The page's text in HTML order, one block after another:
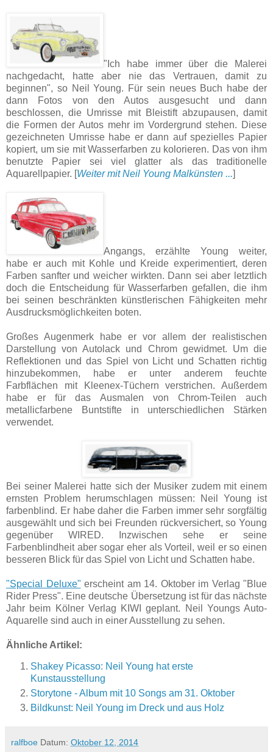
"Ich habe immer über die Malerei
nachgedacht, hatte aber nie das Vertrauen, damit zu
beginnen", so Neil Young. Für sein neues Buch habe der
dann Fotos von den Autos ausgesucht und dann
beschlossen, die Umrisse mit Bleistift abzupausen, damit
die Formen der Autos mehr im Vordergrund stehen. Diese
gezeichneten Umrisse habe er dann auf spezielles Papier
kopiert, um sie mit Wasserfarben zu kolorieren. Das von ihm
benutzte Papier sei viel glatter als das traditionelle
Aquarellpapier. [Weiter mit Neil Young Malkünsten ...]
Angangs, erzählte Young weiter,
habe er auch mit Kohle und Kreide experimentiert, deren
Farben sanfter und weicher wirkten. Dann sei aber letztlich
doch die Entscheidung für Wasserfarben gefallen, die ihm
bei seinen beschränkten künstlerischen Fähigkeiten mehr
Ausdrucksmöglichkeiten boten.
Großes Augenmerk habe er vor allem der realistischen
Darstellung von Autolack und Chrom gewidmet. Um die
Reflektionen und das Spiel von Licht und Schatten richtig
hinzubekommen, habe er unter anderem feuchte
Farbflächen mit Kleenex-Tüchern verstrichen. Außerdem
habe er für das Ausmalen von Chrom-Teilen auch
metallicfarbene Buntstifte in unterschiedlichen Stärken
verwendet.
Bei seiner Malerei hatte sich der Musiker zudem mit einem
ernsten Problem herumschlagen müssen: Neil Young ist
farbenblind. Er habe daher die Farben immer sehr sorgfältig
ausgewählt und sich bei Freunden rückversichert, so Young
gegenüber WIRED. Inzwischen sehe er seine
Farbenblindheit aber sogar eher als Vorteil, weil er so einen
besseren Blick für das Spiel von Licht und Schatten habe.
"Special Deluxe" erscheint am 14. Oktober im Verlag "Blue
Rider Press". Eine deutsche Übersetzung ist für das nächste
Jahr beim Kölner Verlag KIWI geplant. Neil Youngs Auto-
Aquarelle sind auch in einer Ausstellung zu sehen.
Ähnliche Artikel:
Shakey Picasso: Neil Young hat erste
Kunstausstellung
Storytone - Album mit 10 Songs am 31. Oktober
Bildkunst: Neil Young im Dreck und aus Holz
ralfboe Datum: Oktober 12, 2014